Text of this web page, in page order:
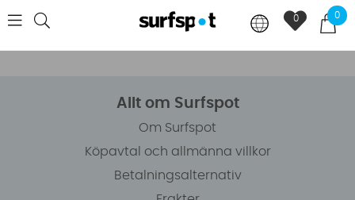
0
0
Allt om Surfspot
Om Surfspot
Köpavtal och allmänna villkor
Betalningsalternativ